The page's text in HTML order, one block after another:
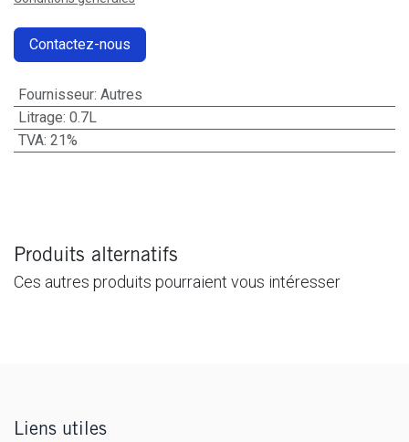
Contactez-nous
Fournisseur: Autres
Litrage: 0.7L
TVA: 21%
Produits alternatifs
Ces autres produits pourraient vous intéresser
Liens utiles